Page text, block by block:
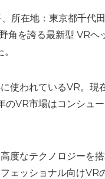
所在地：東京都千代
を誇る最新型 VR
使われているVR。
VR市場はコンシュ
度なテクノロジー
ェッショナル向けVR